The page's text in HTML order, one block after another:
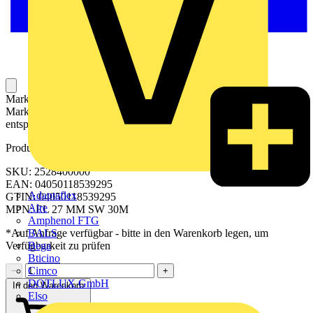
Adaptaflex
Alre
Amphenol FTG
BALS
Bega
Bticino
Cimco
DOTLUX GmbH
Elso
Markierer für die Kennzeichnung von Betriebsmitteln. Die
Markierer können mit einem Drucker oder Plotter und
entsprechender Software beschriftet werden.
Produktkennzeichen
SKU: 2528400000
EAN: 04050118539295
GTIN: 04050118539295
MPN: EL 27 MM SW 30M
*Auf Anfrage verfügbar - bitte in den Warenkorb legen, um
Verfügbarkeit zu prüfen
−
+
In den Warenkorb